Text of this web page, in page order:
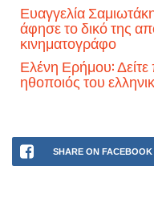
Ευαγγελία
άφησε το δικό της
κινηματογράφο
Ελένη Ερήμου:
ηθοποιός του
SHARE ON FACEBOOK